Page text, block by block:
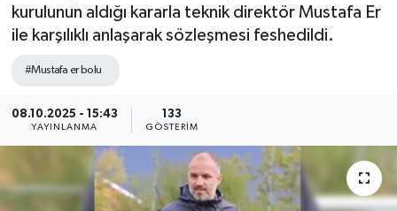
kurulunun aldığı kararla teknik direktör Mustafa Er
ile karşılıklı anlaşarak sözleşmesi feshedildi.
#Mustafa er bolu
08.10.2025 - 15:43
YAYINLANMA
133
GÖSTERIM
Eğitim
Ekonomi
Kültür-Sanat
Magazin
Medya